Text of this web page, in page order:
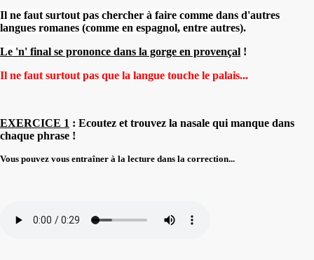
Il ne faut surtout pas chercher à faire comme dans d'autres
langues romanes (comme en espagnol, entre autres).
Le 'n' final se prononce dans la gorge en provençal !
Il ne faut surtout pas que la langue touche le palais...
EXERCICE 1 : Ecoutez et trouvez la nasale qui manque dans
chaque phrase !
Vous pouvez vous entraîner à la lecture dans la correction...